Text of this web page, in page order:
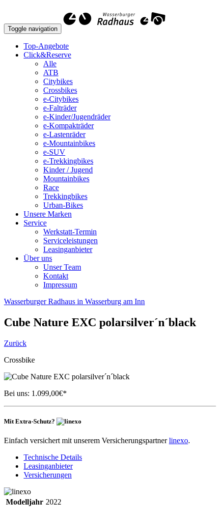
Toggle navigation
Top-Angebote
Click&Reserve
Alle
ATB
Citybikes
Crossbikes
e-Citybikes
e-Falträder
e-Kinder/Jugendräder
e-Kompakträder
e-Lastenräder
e-Mountainbikes
e-SUV
e-Trekkingbikes
Kinder / Jugend
Mountainbikes
Race
Trekkingbikes
Urban-Bikes
Unsere Marken
Service
Werkstatt-Termin
Serviceleistungen
Leasinganbieter
Über uns
Unser Team
Kontakt
Impressum
Wasserburger Radhaus in Wasserburg am Inn
Cube Nature EXC polarsilver´n´black
Zurück
Crossbike
Bei uns: 1.099,00€*
Mit Extra-Schutz?
Einfach versichert mit unserem Versicherungspartnerlinexo.
Technische Details
Leasinganbieter
Versicherungen
Modelljahr 2022